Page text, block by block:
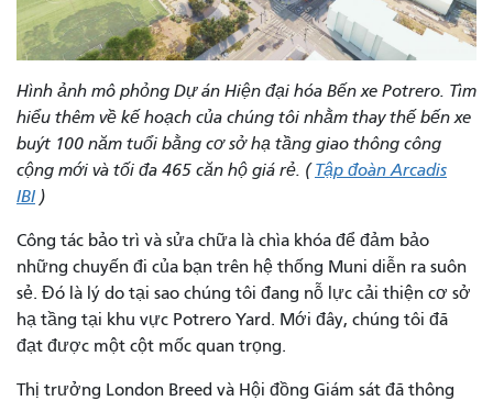
Hình ảnh mô phỏng Dự án Hiện đại hóa Bến xe Potrero. Tìm
hiểu thêm về kế hoạch của chúng tôi nhằm thay thế bến xe
buýt 100 năm tuổi bằng cơ sở hạ tầng giao thông công
cộng mới và tối đa 465 căn hộ giá rẻ. (Tập đoàn Arcadis
IBI )
Công tác bảo trì và sửa chữa là chìa khóa để đảm bảo
những chuyến đi của bạn trên hệ thống Muni diễn ra suôn
sẻ. Đó là lý do tại sao chúng tôi đang nỗ lực cải thiện cơ sở
hạ tầng tại khu vực Potrero Yard. Mới đây, chúng tôi đã
đạt được một cột mốc quan trọng.
Thị trưởng London Breed và Hội đồng Giám sát đã thông